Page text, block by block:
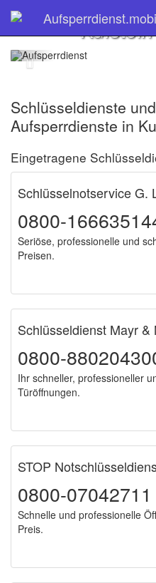
Aufsperrdienst.mobi
Schlüsseldienste
Aufsperrdienste in
Eingetragene
Schlüsselnotservice G.
0800-
Seriöse, professionelle und
Preisen.
Schlüsseldienst Mayr &
0800-
Ihr schneller, professioneller
Türöffnungen.
STOP
0800-07042711
Schnelle und professionelle
Preis.